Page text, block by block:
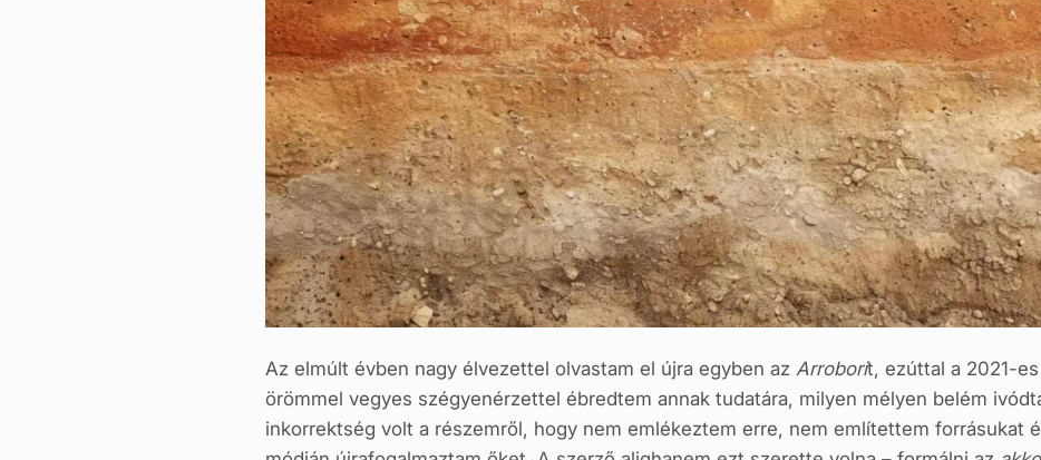
Az elmúlt évben nagy élvezettel olvastam el újra egyben az Arroborit, ezúttal a 2021-
örömmel vegyes szégyenérzettel ébredtem annak tudatára, milyen mélyen belém
inkorrektség volt a részemről, hogy nem emlékeztem erre, nem említettem forrásukat